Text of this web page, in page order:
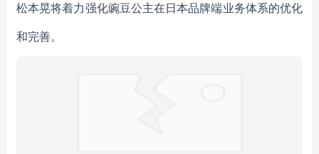
松本晃将着力强化豌豆公主在日本品牌端业务体系的优化
和完善。